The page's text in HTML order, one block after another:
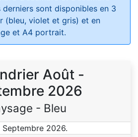
derniers sont disponibles en 3
(bleu, violet et gris) et en
et A4 portrait.
Août -
2026
- Bleu